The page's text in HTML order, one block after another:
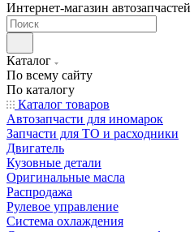
Интернет-магазин автозапчастей
Каталог
По всему сайту
По каталогу
Каталог товаров
Автозапчасти для иномарок
Запчасти для ТО и расходники
Двигатель
Кузовные детали
Оригинальные масла
Распродажа
Рулевое управление
Система охлаждения